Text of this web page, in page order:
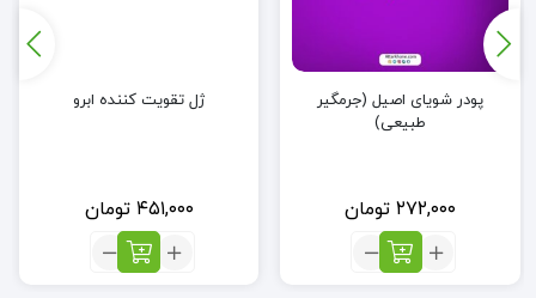
پودر شویای اصیل (جرمگیر
طبیعی)
۲۷۲,۰۰۰ تومان
تعداد:
پودر
ژل تقویت کننده ابرو
۴۵۱,۰۰۰ تومان
تعداد:
ژل